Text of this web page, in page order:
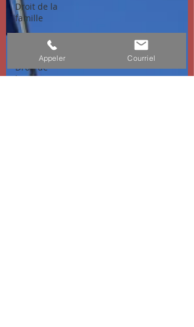
Droit de la
famille
Droit des
contrats
Droit de
l'environnement
Appeler Courriel